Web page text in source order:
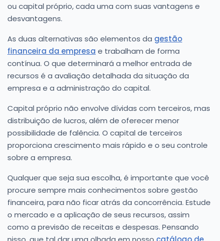
ou capital próprio, cada uma com suas vantagens e
desvantagens.
As duas alternativas são elementos da gestão
financeira da empresa e trabalham de forma
contínua. O que determinará a melhor entrada de
recursos é a avaliação detalhada da situação da
empresa e a administração do capital.
Capital próprio não envolve dívidas com terceiros, mas
distribuição de lucros, além de oferecer menor
possibilidade de falência. O capital de terceiros
proporciona crescimento mais rápido e o seu controle
sobre a empresa.
Qualquer que seja sua escolha, é importante que você
procure sempre mais conhecimentos sobre gestão
financeira, para não ficar atrás da concorrência. Estude
o mercado e a aplicação de seus recursos, assim
como a previsão de receitas e despesas. Pensando